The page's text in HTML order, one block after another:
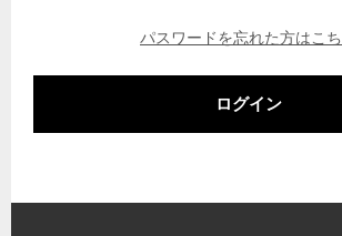
パスワードを忘れた方はこ
ログイン